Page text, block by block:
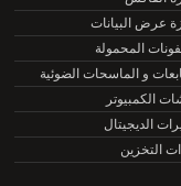
البيانات
المحمولة
و الماسحات الضوئية
الديجيتال